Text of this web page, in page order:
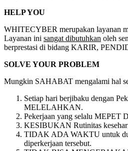
HELP YOU
WHITECYBER merupakan layanan
Layanan ini sangat dibutuhkan oleh
berprestasi di bidang KARIR,
SOLVE YOUR PROBLEM
Mungkin SAHABAT mengalami hal
Setiap hari berjibaku dengan
MELELAHKAN.
Pekerjaan yang selalu MEPET
KESIBUKAN Rutinitas
TIDAK ADA WAKTU untuk
diperkerjaan tersebut.